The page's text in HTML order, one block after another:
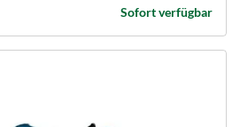
Sofort verfügbar